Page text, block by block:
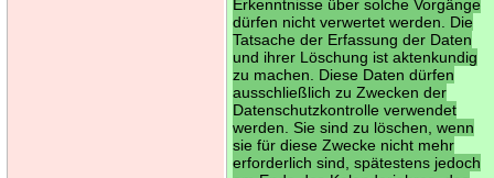
Erkenntnisse über solche Vorgänge
dürfen nicht verwertet werden. Die
Tatsache der Erfassung der Daten
und ihrer Löschung ist aktenkundig
zu machen. Diese Daten dürfen
ausschließlich zu Zwecken der
Datenschutzkontrolle verwendet
werden. Sie sind zu löschen, wenn
sie für diese Zwecke nicht mehr
erforderlich sind, spätestens jedoch